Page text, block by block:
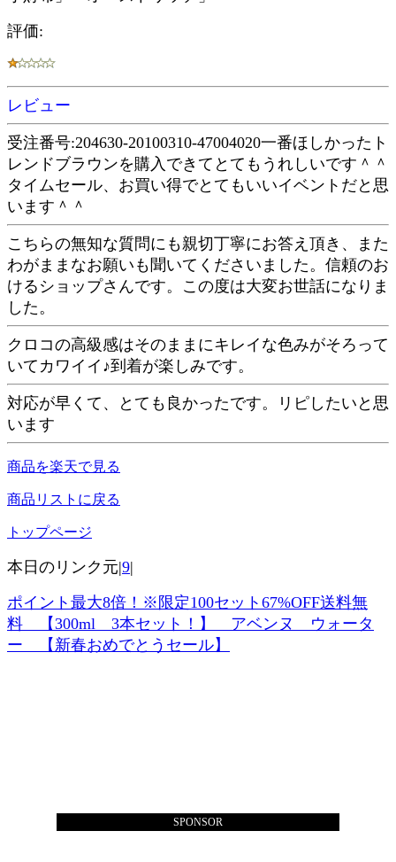
評価:
レビュー
受注番号:204630-20100310-47004020一番ほしかったト
レンドブラウンを購入できてとてもうれしいです＾＾
タイムセール、お買い得でとてもいいイベントだと思
います＾＾
こちらの無知な質問にも親切丁寧にお答え頂き、また
わがままなお願いも聞いてくださいました。信頼のお
けるショップさんです。この度は大変お世話になりま
した。
クロコの高級感はそのままにキレイな色みがそろって
いてカワイイ♪到着が楽しみです。
対応が早くて、とても良かったです。リピしたいと思
います
商品を楽天で見る
商品リストに戻る
トップページ
本日のリンク元|9|
ポイント最大8倍！※限定100セット67%OFF送料無
料 【300ml 3本セット！】 アベンヌ ウォータ
ー 【新春おめでとうセール】
SPONSOR